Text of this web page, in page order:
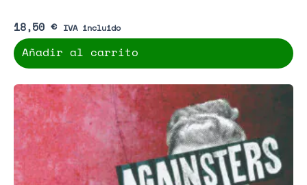
18,50 € IVA incluido
Añadir al carrito